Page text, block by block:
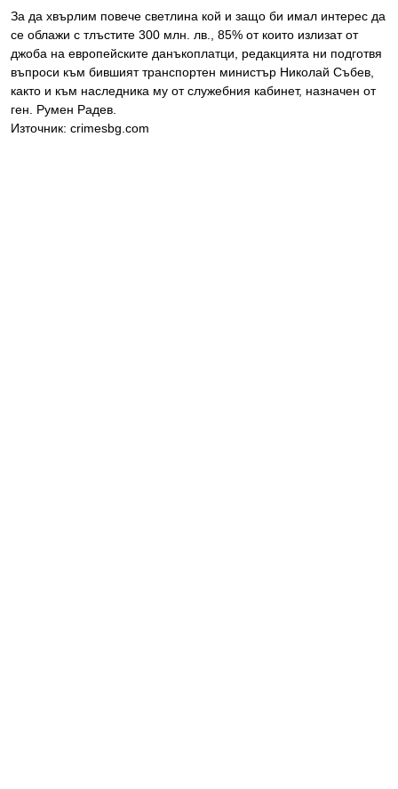
За да хвърлим повече светлина кой и защо би имал интерес да
се облажи с тлъстите 300 млн. лв., 85% от които излизат от
джоба на европейските данъкоплатци, редакцията ни подготвя
въпроси към бившият транспортен министър Николай Събев,
както и към наследника му от служебния кабинет, назначен от
ген. Румен Радев.
Източник: crimesbg.com